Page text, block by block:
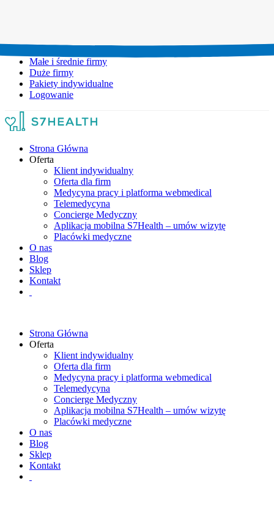
Małe i średnie firmy
Duże firmy
Pakiety indywidualne
Logowanie
Strona Główna
Oferta
Klient indywidualny
Oferta dla firm
Medycyna pracy i platforma webmedical
Telemedycyna
Concierge Medyczny
Aplikacja mobilna S7Health – umów wizytę
Placówki medyczne
O nas
Blog
Sklep
Kontakt
Strona Główna
Oferta
Klient indywidualny
Oferta dla firm
Medycyna pracy i platforma webmedical
Telemedycyna
Concierge Medyczny
Aplikacja mobilna S7Health – umów wizytę
Placówki medyczne
O nas
Blog
Sklep
Kontakt